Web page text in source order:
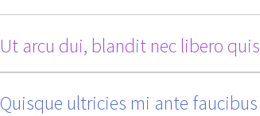
Ut arcu dui, blandit nec libero quis
Quisque ultricies mi ante faucibus